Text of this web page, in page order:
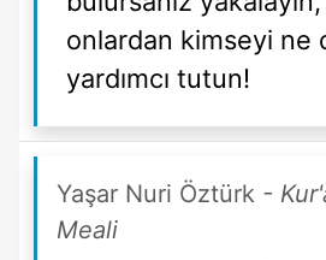
onlardan kimseyi ne
yardımcı tutun!
Yaşar Nuri Öztürk -
Meali